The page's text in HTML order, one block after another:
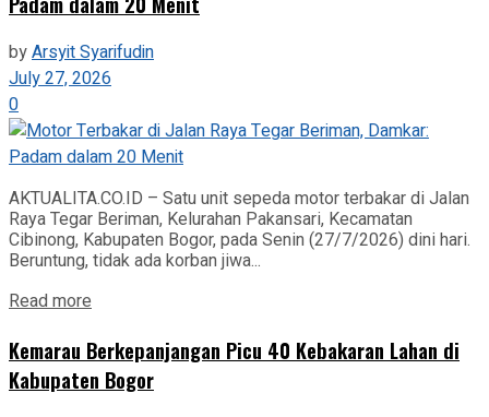
byArsyit Syarifudin
July 27, 2026
0
AKTUALITA.CO.ID – Satu unit sepeda motor terbakar di Jalan
Raya Tegar Beriman, Kelurahan Pakansari, Kecamatan
Cibinong, Kabupaten Bogor, pada Senin (27/7/2026) dini hari.
Beruntung, tidak ada korban jiwa...
Read more
‎Kemarau Berkepanjangan Picu 40 Kebakaran Lahan di
Kabupaten Bogor